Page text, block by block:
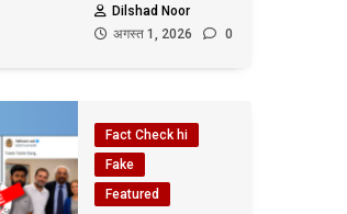
Dilshad Noor
अगस्त 1, 2026
0
Fact Check hi
Fake
Featured